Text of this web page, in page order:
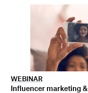
WEBINAR
Influencer marketing &